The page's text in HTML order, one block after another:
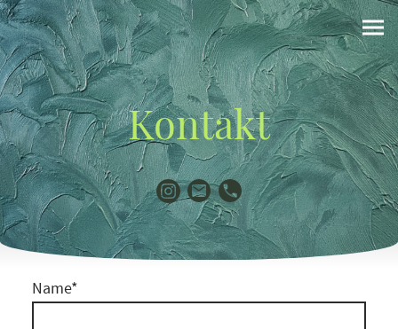
Kontakt
Name*